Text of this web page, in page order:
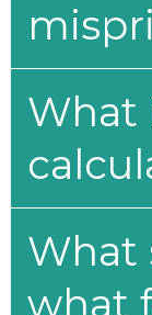
What
What
what